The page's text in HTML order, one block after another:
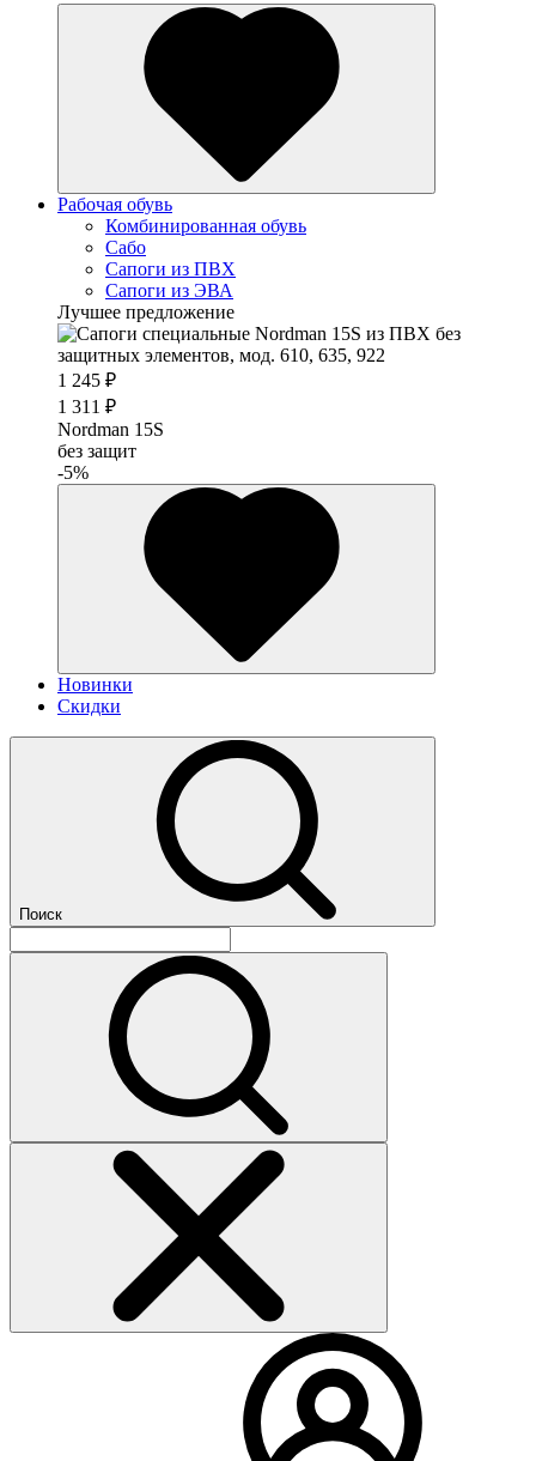
Рабочая обувь
Комбинированная обувь
Сабо
Сапоги из ПВХ
Сапоги из ЭВА
Лучшее предложение
1 245 ₽
1 311 ₽
Nordman 15S
без защит
-5%
Новинки
Скидки
Поиск